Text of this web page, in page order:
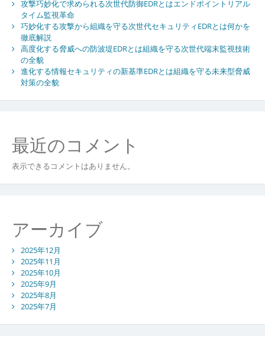
な
安
全
安
と
代
要
性
攻撃巧妙化で求められる次世代防御EDRとはエンドポイントリアル
タイム監視革命
巧妙化する攻撃から組織を守る次世代セキュリティEDRとは何かを
徹底解説
高度化する脅威への防波堤EDRとは組織を守る次世代端末監視技術
の全貌
進化する情報セキュリティの新基準EDRとは組織を守る未来型脅威
対策の全貌
最近のコメント
表示できるコメントはありません。
アーカイブ
2025年12月
2025年11月
2025年10月
2025年9月
2025年8月
2025年7月